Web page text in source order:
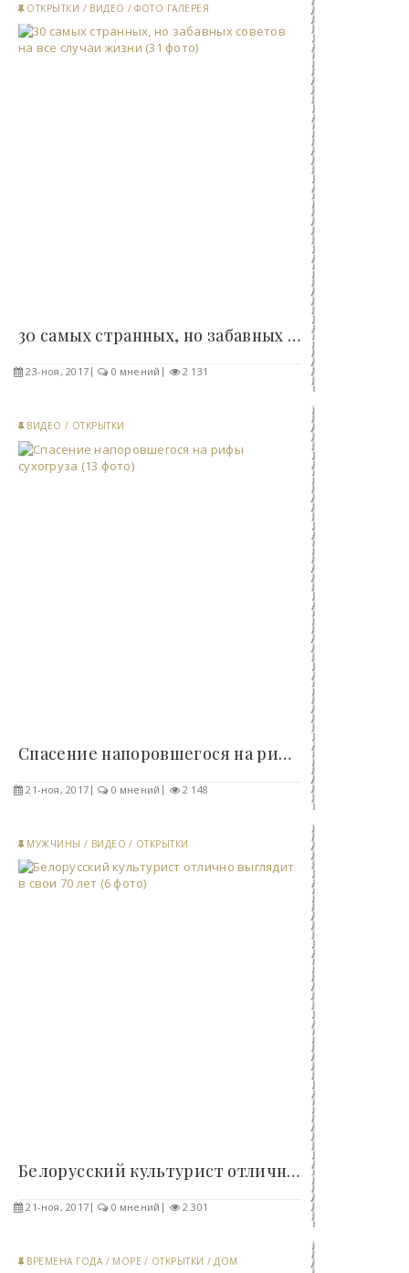
ОТКРЫТКИ / ВИДЕО /ФОТО ГАЛЕРЕЯ
30 самых странных, но забавных советов на все..
23-ноя, 2017 0 мнений 2 131
ВИДЕО / ОТКРЫТКИ
Спасение напоровшегося на рифы сухогруза (13 фото)..
21-ноя, 2017 0 мнений 2 148
МУЖЧИНЫ / ВИДЕО / ОТКРЫТКИ
Белорусский культурист отлично выглядит в свои 70..
21-ноя, 2017 0 мнений 2 301
ВРЕМЕНА ГОДА / МОРЕ / ОТКРЫТКИ /ДОМ